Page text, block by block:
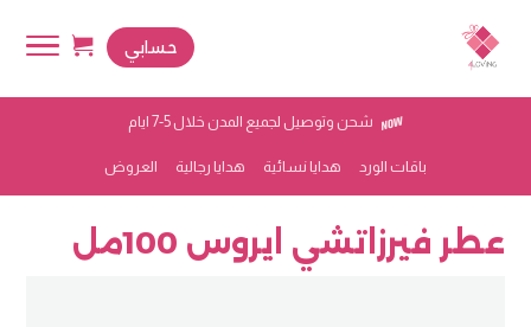
حسابي
باقات الورد هدايا نسائية هدايا رجالية العروض
عطر فيرزاتشي ايروس 100مل